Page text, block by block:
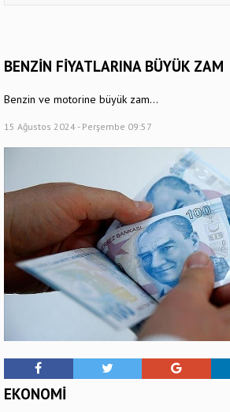
BENZİN FİYATLARINA BÜYÜK ZAM
Benzin ve motorine büyük zam...
15 Ağustos 2024 - Perşembe 09:57
EKONOMİ